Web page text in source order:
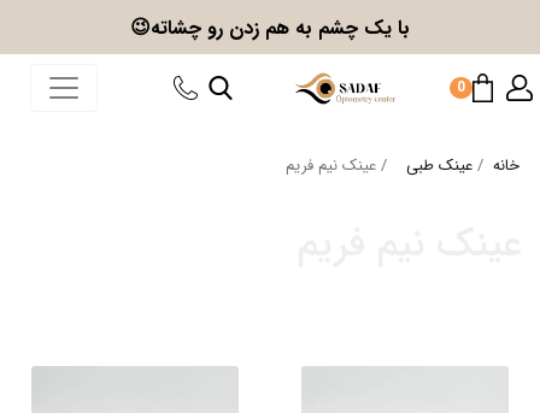
با یک چشم به هم زدن رو چشاته😉
0
خانه عینک طبی عینک نیم فریم